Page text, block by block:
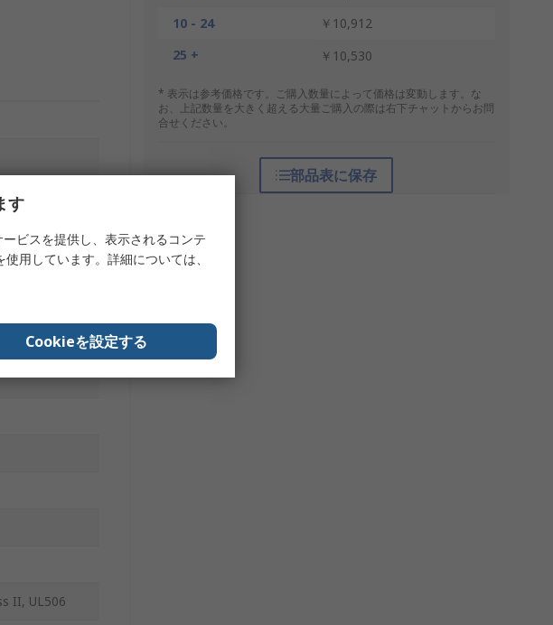
10 - 24
￥10,912
25 +
￥10,530
* 表示は参考価格です。ご購入数量によって価格は変動します。な
お、上記数量を大きく超える大量ご購入の際は右下チャットからお問
合せください。
部品表に保存
II, UL506
す
ビスを提供し、表示されるコンテ
用しています。詳細については、
Cookieを設定する